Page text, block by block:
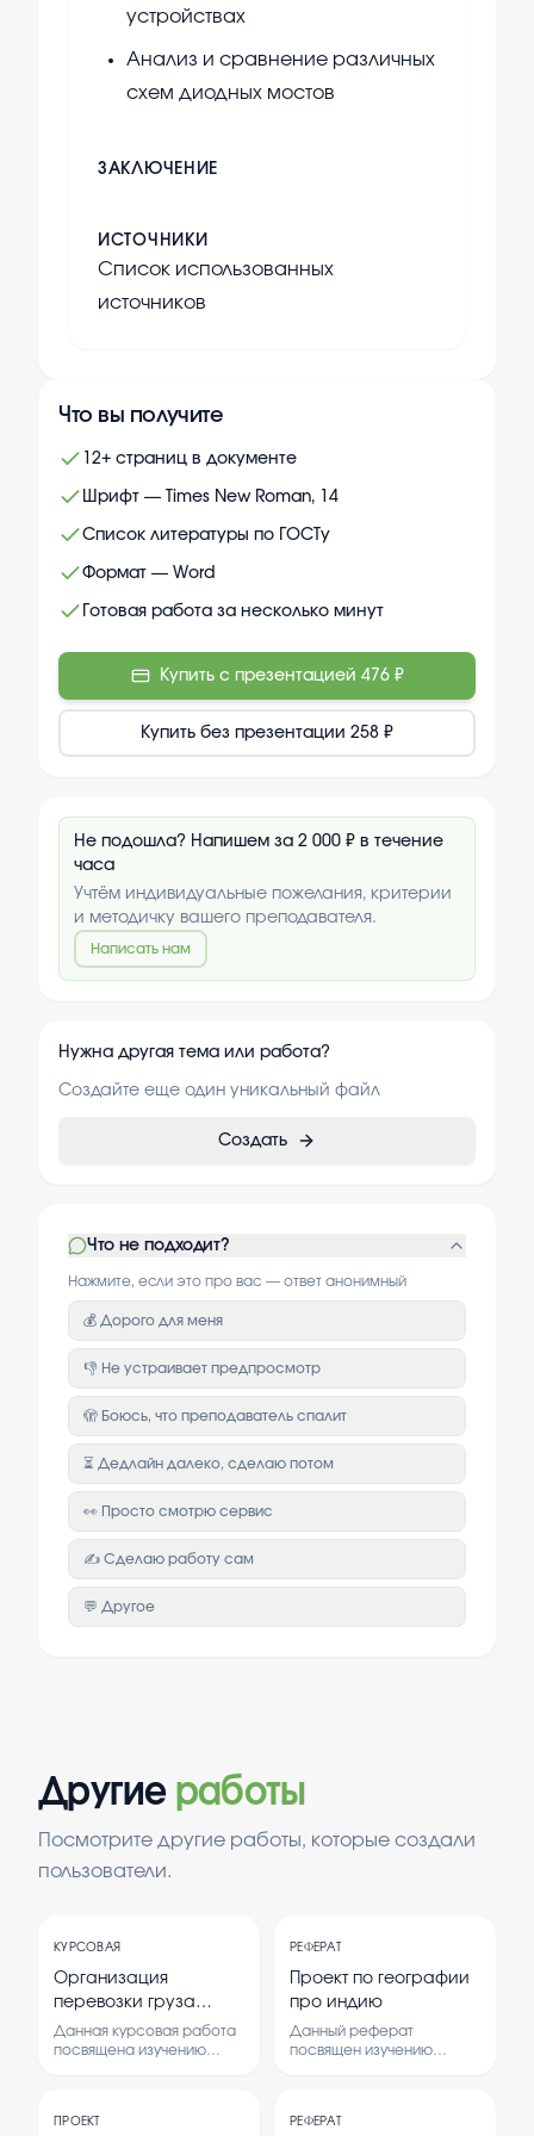
устройствах
Анализ и сравнение различных
схем диодных мостов
ЗАКЛЮЧЕНИЕ
ИСТОЧНИКИ
Список использованных
источников
Что вы получите
12+ страниц в документе
Шрифт — Times New Roman, 14
Список литературы по ГОСТу
Формат — Word
Готовая работа за несколько минут
Купить с презентацией 476 ₽
Купить без презентации 258 ₽
Не подошла? Напишем за 2 000 ₽ в течение
часа
Учтём индивидуальные пожелания, критерии
и методичку вашего преподавателя.
Написать нам
Нужна другая тема или работа?
Создайте еще один уникальный файл
Создать
Что не подходит?
Нажмите, если это про вас — ответ анонимный
💰 Дорого для меня
👎 Не устраивает предпросмотр
🫣 Боюсь, что преподаватель спалит
⏳ Дедлайн далеко, сделаю потом
👀 Просто смотрю сервис
✍️ Сделаю работу сам
💬 Другое
Другие работы
Посмотрите другие работы, которые создали
пользователи.
КУРСОВАЯ
Организация
перевозки груза
зерно навалом
Данная курсовая работа
посвящена изучению
эффективности
РЕФЕРАТ
Проект по географии
про индию
Данный реферат
посвящен изучению
климатических условий,
ПРОЕКТ РЕФЕРАТ